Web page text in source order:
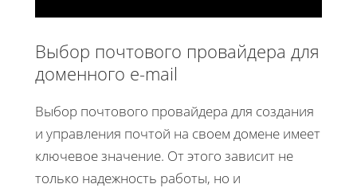
Выбор почтового провайдера для
доменного e-mail
Выбор почтового провайдера для создания
и управления почтой на своем домене имеет
ключевое значение. От этого зависит не
только надежность работы, но и